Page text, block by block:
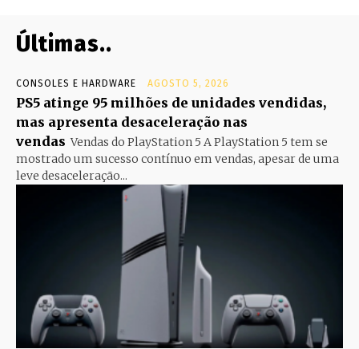
Últimas..
CONSOLES E HARDWARE AGOSTO 5, 2026
PS5 atinge 95 milhões de unidades vendidas,
mas apresenta desaceleração nas
vendas Vendas do PlayStation 5 A PlayStation 5 tem se
mostrado um sucesso contínuo em vendas, apesar de uma
leve desaceleração...